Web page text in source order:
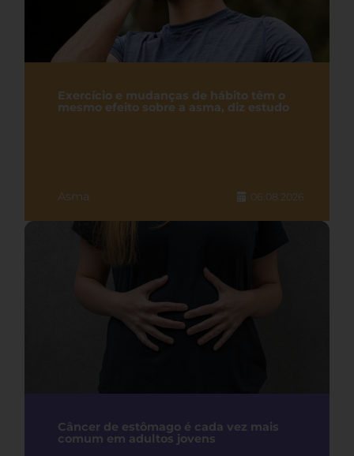
Exercício e mudanças de hábito têm o
mesmo efeito sobre a asma, diz estudo
Asma 06.08.2026
Câncer de estômago é cada vez mais
comum em adultos jovens